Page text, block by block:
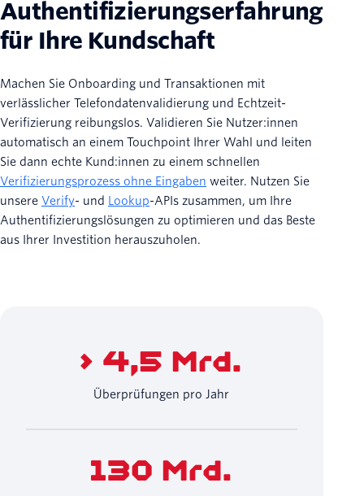
Authentifizierungserfahrung
für Ihre Kundschaft
Machen Sie Onboarding und Transaktionen mit
verlässlicher Telefondatenvalidierung und Echtzeit-
Verifizierung reibungslos. Validieren Sie Nutzer:innen
automatisch an einem Touchpoint Ihrer Wahl und leiten
Sie dann echte Kund:innen zu einem schnellen
Verifizierungsprozess ohne Eingaben weiter. Nutzen Sie
unsere Verify- und Lookup-APIs zusammen, um Ihre
Authentifizierungslösungen zu optimieren und das Beste
aus Ihrer Investition herauszuholen.
> 4,5 Mrd.
Überprüfungen pro Jahr
130 Mrd.